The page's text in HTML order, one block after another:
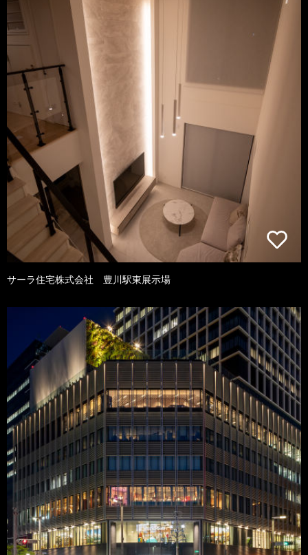
サーラ住宅株式会社 豊川駅東展示場